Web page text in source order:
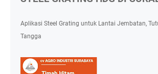
Aplikasi Steel Grating untuk Lantai Jembatan,
Tangga